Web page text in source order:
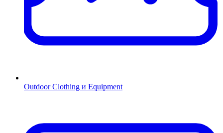
Outdoor Clothing и Equipment